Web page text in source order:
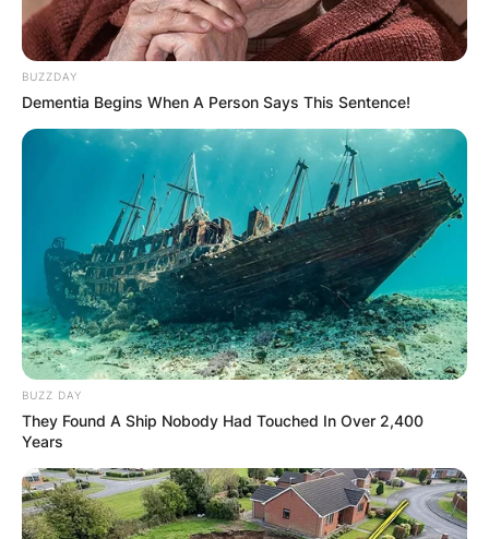
Македонија
Во прилепското село Чумово се гради првиот
манастир во Македонија што ќе го носи името
на големиот православен светец, Св.
Прочитај повеќе
BUZZDAY
Dementia Begins When A Person Says This Sentence!
BUZZ DAY
They Found A Ship Nobody Had Touched In Over 2,400
Years